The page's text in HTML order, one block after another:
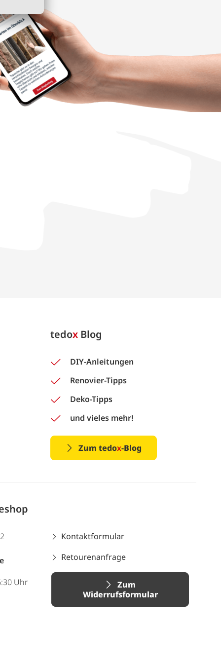
tedox Blog
DIY-Anleitungen
Renovier-Tipps
Deko-Tipps
und vieles mehr!
Zum tedox-Blog
Uhr
Kontaktformular
Retourenanfrage
Zum
Widerrufsformular